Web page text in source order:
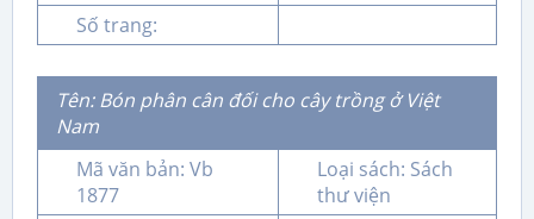
Số trang:
Tên: Bón phân cân đối cho cây trồng ở Việt
Nam
Mã văn bản: Vb
1877
Loại sách: Sách
thư viện